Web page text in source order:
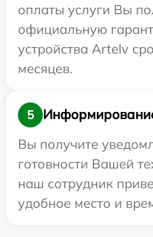
оплаты услуги Вы
официальную
устройства Artelv
месяцев.
5
Вы получите
готовности Вашей
наш сотрудник
удобное место и